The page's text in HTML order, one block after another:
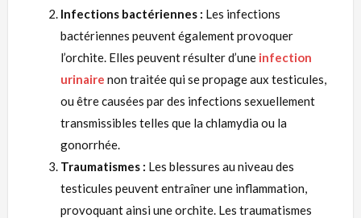
Infections bactériennes : Les infections
bactériennes peuvent également provoquer
l’orchite. Elles peuvent résulter d’une infection
urinaire non traitée qui se propage aux testicules,
ou être causées par des infections sexuellement
transmissibles telles que la chlamydia ou la
gonorrhée.
Traumatismes : Les blessures au niveau des
testicules peuvent entraîner une inflammation,
provoquant ainsi une orchite. Les traumatismes